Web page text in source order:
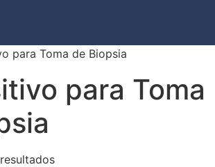
para Toma de Biopsia
para Toma